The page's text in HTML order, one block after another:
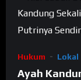
Hukum Lokal
Ayah